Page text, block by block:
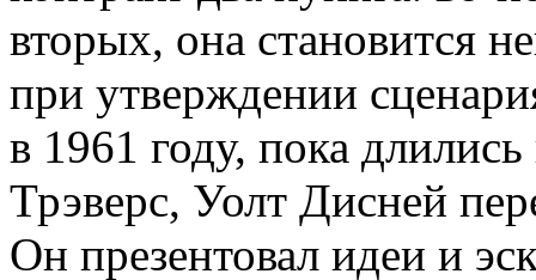
вторых, она становится
при утверждении
в 1961 году, пока
Трэверс, Уолт Дисней
Он презентовал идеи и